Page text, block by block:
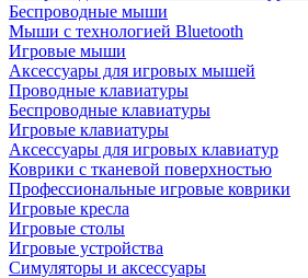
Беспроводные мыши
Мыши с технологией Bluetooth
Игровые мыши
Аксессуары для игровых мышей
Проводные клавиатуры
Беспроводные клавиатуры
Игровые клавиатуры
Аксессуары для игровых клавиатур
Коврики с тканевой поверхностью
Профессиональные игровые коврики
Игровые кресла
Игровые столы
Игровые устройства
Симуляторы и аксессуары